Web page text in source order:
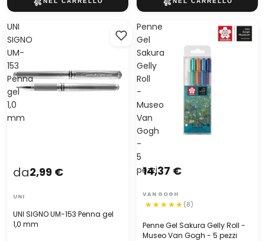
UNI
SIGNO
UM-
153
Penna
gel
1,0
mm
UNI SIGNO UM-153 Penna gel
1,0 mm
da2,99 €
UNI
Penne
Gel
Sakura
Gelly
Roll
-
Museo
Van
Gogh
-
5
pezzi
Penne Gel Sakura Gelly Roll -
Museo Van Gogh - 5 pezzi
14,37 €
VAN GOGH
(8)